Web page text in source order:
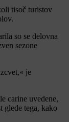
tisoč turistov
so se delovna
sezone
je
carine uvedene,
glede tega, kako